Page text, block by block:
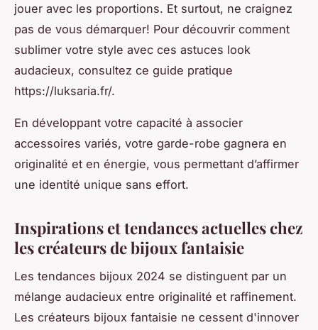
jouer avec les proportions. Et surtout, ne craignez
pas de vous démarquer! Pour découvrir comment
sublimer votre style avec ces astuces look
audacieux, consultez ce guide pratique
https://luksaria.fr/.
En développant votre capacité à associer
accessoires variés, votre garde-robe gagnera en
originalité et en énergie, vous permettant d’affirmer
une identité unique sans effort.
Inspirations et tendances actuelles chez
les créateurs de bijoux fantaisie
Les tendances bijoux 2024 se distinguent par un
mélange audacieux entre originalité et raffinement.
Les créateurs bijoux fantaisie ne cessent d'innover